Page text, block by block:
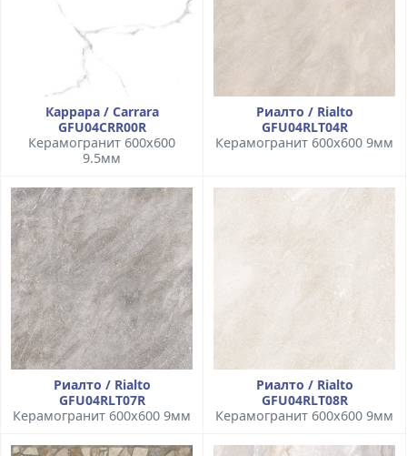
Каррара / Carrara
GFU04CRR00R
Керамогранит 600x600
9.5мм
Риалто / Rialto
GFU04RLT04R
Керамогранит 600x600 9мм
Риалто / Rialto
GFU04RLT07R
Керамогранит 600x600 9мм
Риалто / Rialto
GFU04RLT08R
Керамогранит 600x600 9мм